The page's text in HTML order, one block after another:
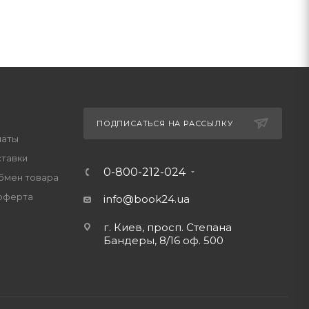
товара
ПОДПИСАТЬСЯ НА РАССЫЛКУ
0-800-212-024
info@book24.ua
г. Киев, просп. Степана
Бандеры, 8/16 оф. 500